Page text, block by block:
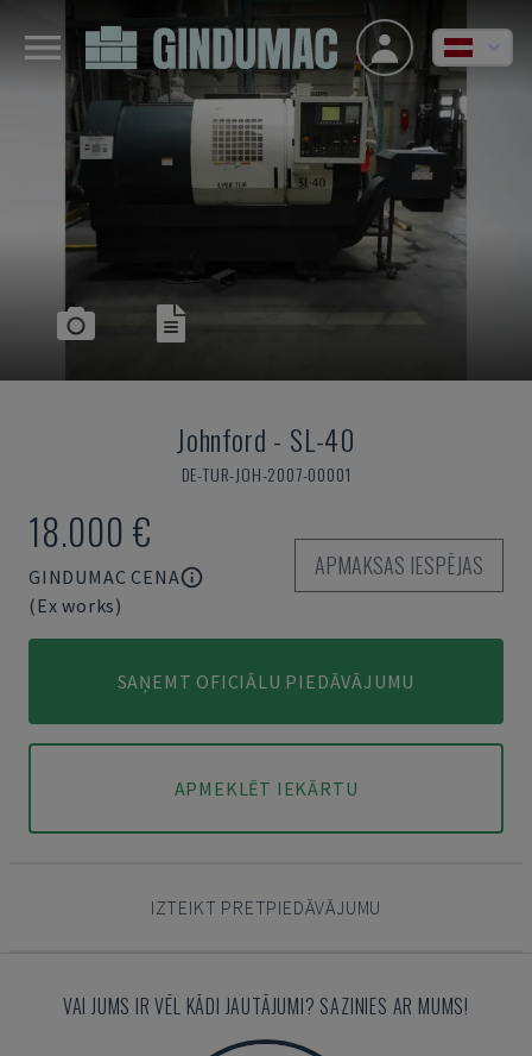
Johnford - SL-40
DE-TUR-JOH-2007-00001
18.000 €
GINDUMAC CENA
(Ex works)
APMAKSAS IESPĒJAS
SAŅEMT OFICIĀLU PIEDĀVĀJUMU
APMEKLĒT IEKĀRTU
IZTEIKT PRETPIEDĀVĀJUMU
VAI JUMS IR VĒL KĀDI JAUTĀJUMI? SAZINIES AR MUMS!